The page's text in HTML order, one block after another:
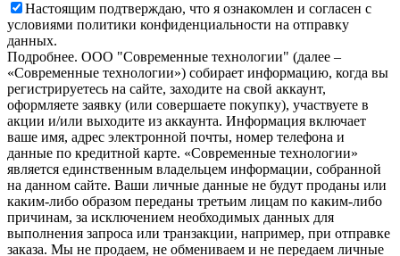
Настоящим подтверждаю, что я ознакомлен и согласен с
условиями политики конфиденциальности на отправку
данных.
Подробнее. OOO "Современные технологии" (далее –
«Современные технологии») собирает информацию, когда вы
регистрируетесь на сайте, заходите на свой аккаунт,
оформляете заявку (или совершаете покупку), участвуете в
акции и/или выходите из аккаунта. Информация включает
ваше имя, адрес электронной почты, номер телефона и
данные по кредитной карте. «Современные технологии»
является единственным владельцем информации, собранной
на данном сайте. Ваши личные данные не будут проданы или
каким-либо образом переданы третьим лицам по каким-либо
причинам, за исключением необходимых данных для
выполнения запроса или транзакции, например, при отправке
заказа. Мы не продаем, не обмениваем и не передаем личные